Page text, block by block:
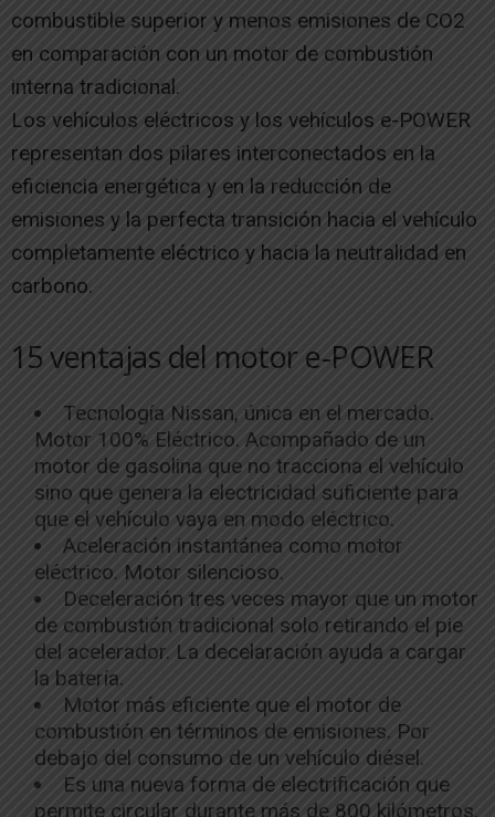
combustible superior y menos emisiones de CO2
en comparación con un motor de combustión
interna tradicional.
Los vehículos eléctricos y los vehículos e-POWER
representan dos pilares interconectados en la
eficiencia energética y en la reducción de
emisiones y la perfecta transición hacia el vehículo
completamente eléctrico y hacia la neutralidad en
carbono.
15 ventajas del motor e-POWER
Tecnología Nissan, única en el mercado.
Motor 100% Eléctrico. Acompañado de un
motor de gasolina que no tracciona el vehículo
sino que genera la electricidad suficiente para
que el vehículo vaya en modo eléctrico.
Aceleración instantánea como motor
eléctrico. Motor silencioso.
Deceleración tres veces mayor que un motor
de combustión tradicional solo retirando el pie
del acelerador. La decelaración ayuda a cargar
la batería.
Motor más eficiente que el motor de
combustión en términos de emisiones. Por
debajo del consumo de un vehículo diésel.
Es una nueva forma de electrificación que
permite circular durante más de 800 kilómetros.